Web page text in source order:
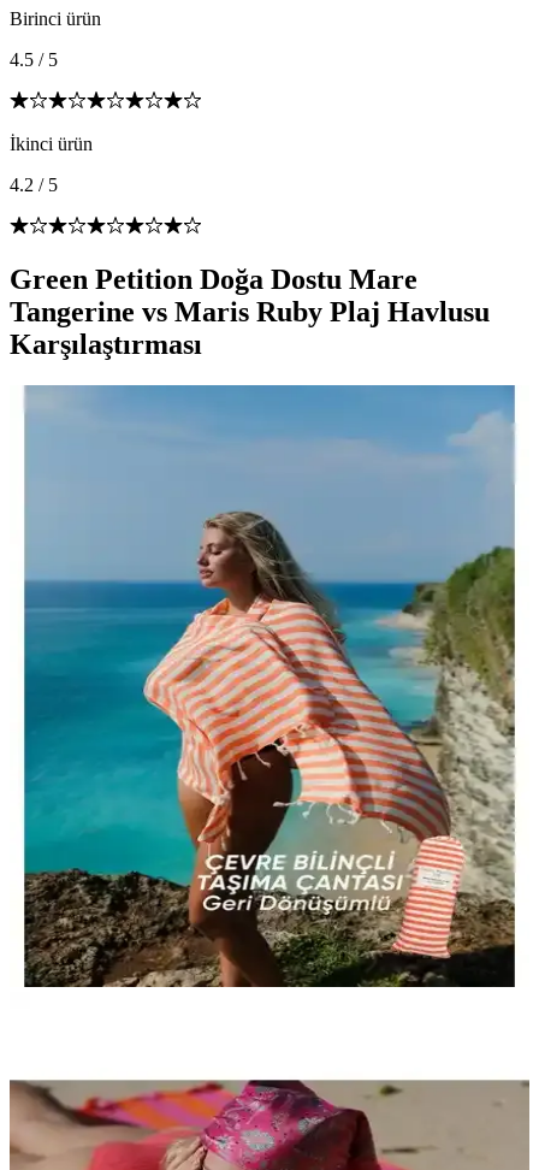
Birinci ürün
4.5 / 5
İkinci ürün
4.2 / 5
Green Petition Doğa Dostu Mare
Tangerine vs Maris Ruby Plaj Havlusu
Karşılaştırması